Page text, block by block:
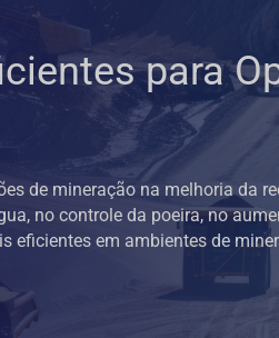
para
de mineração na melhoria da
no controle da poeira, no
eficientes em ambientes de